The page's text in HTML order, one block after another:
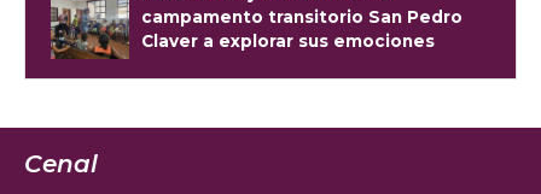
campamento transitorio San Pedro
Claver a explorar sus emociones
Cenal